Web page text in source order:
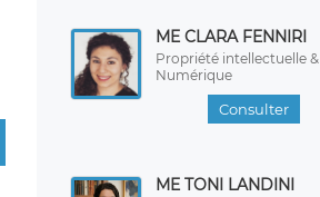
ME CLARA FENNIRI
Propriété intellectuelle &
Numérique
Consulter
ME TONI LANDINI